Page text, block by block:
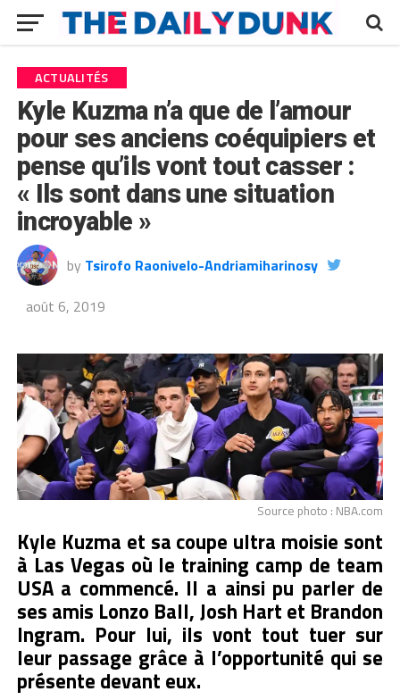
ACTUALITÉS
Kyle Kuzma n’a que de l’amour
pour ses anciens coéquipiers et
pense qu’ils vont tout casser :
« Ils sont dans une situation
incroyable »
by Tsirofo Raonivelo-Andriamiharinosy
août 6, 2019
Source photo : NBA.com
Kyle Kuzma et sa coupe ultra moisie sont
à Las Vegas où le training camp de team
USA a commencé. Il a ainsi pu parler de
ses amis Lonzo Ball, Josh Hart et Brandon
Ingram. Pour lui, ils vont tout tuer sur
leur passage grâce à l’opportunité qui se
présente devant eux.